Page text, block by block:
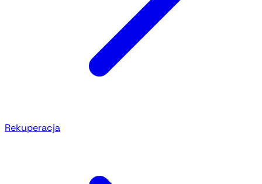
Rekuperacja